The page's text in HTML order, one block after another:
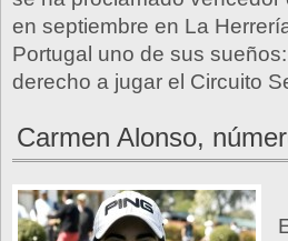
en septiembre en La
Portugal uno de sus
derecho a jugar el Circuito
Carmen Alonso,